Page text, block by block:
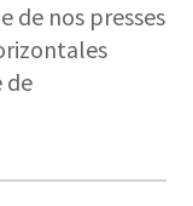
de nos presses
de